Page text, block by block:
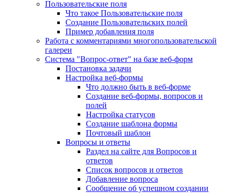
Пользовательские поля
Что такое Пользовательские поля
Создание Пользовательских полей
Пример добавления поля
Работа с комментариями многопользовательской
галереи
Система "Вопрос-ответ" на базе веб-форм
Постановка задачи
Настройка веб-формы
Что должно быть в веб-форме
Создание веб-формы, вопросов и
полей
Настройка статусов
Создание шаблона формы
Почтовый шаблон
Вопросы и ответы
Раздел на сайте для Вопросов и
ответов
Список вопросов и ответов
Добавление вопроса
Сообщение об успешном создании